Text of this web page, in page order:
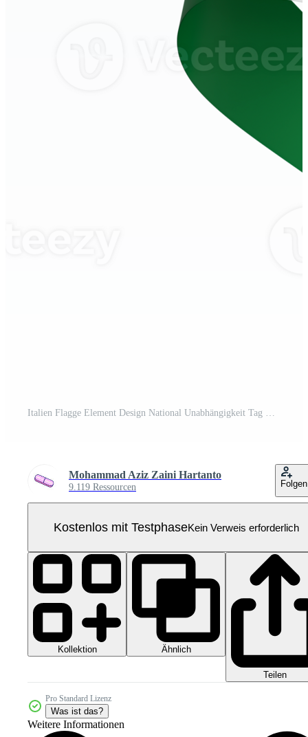
Italien Flagge Element Design National Unabhängigkeit Tag Banner Band png Pro PNG
Mohammad Aziz Zaini Hartanto
9.119 Ressourcen Folgen
Kostenlos mit TestphaseKein Verweis erforderlich
Kollektion Ähnlich
Teilen
Pro Standard Lizenz
Was ist das?
Weitere Informationen